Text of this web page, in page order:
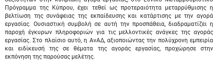
Πρόγραμμα της Κύπρου, έχει τεθεί ως προτεραιότητα μεταρρύθμισης η
βελτίωση της συνάφειας της εκπαίδευσης και κατάρτισης με την αγορά
εργασίας. Ουσιαστική συμβολή σε αυτή την προσπάθεια, διαδραματίζει η
παροχή έγκυρων πληροφοριών για τις μελλοντικές ανάγκες της αγοράς
εργασίας. Στο πλαίσιο αυτό, η ΑνΑΔ, αξιοποιώντας την πολύχρονη εμπειρία
και ειδίκευσή της σε θέματα της αγοράς εργασίας, προχώρησε στην
εκπόνηση της παρούσας μελέτης.